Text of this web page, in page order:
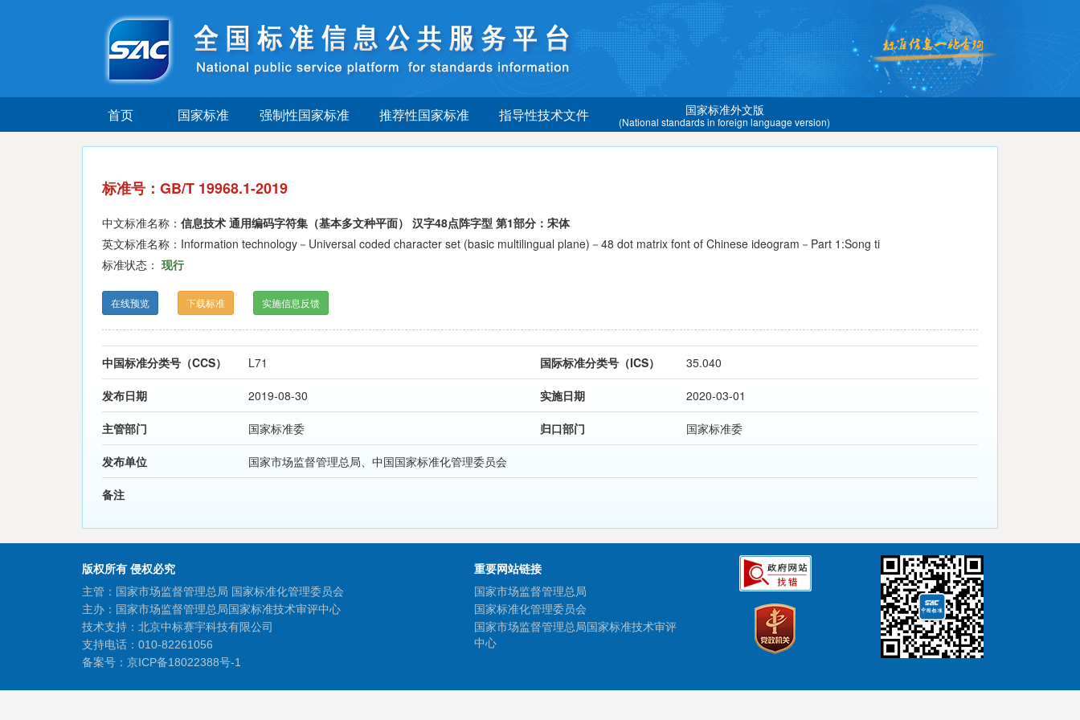
首页 国家标准 强制性国家标准 推荐性国家标准 指导性技术文件 国家标准外文版
(National standards in foreign language version)
标准号：GB/T 19968.1-2019
中文标准名称： 信息技术 通用编码字符集（基本多文种平面） 汉字48点阵字型 第1部分：宋体
英文标准名称：Information technology－Universal coded character set (basic multilingual plane)－48 dot matrix font of Chinese ideogram－Part 1:Song ti
标准状态： 现行
在线预览 下载标准 实施信息反馈
中国标准分类号（CCS） L71 国际标准分类号（ICS） 35.040
发布日期 2019-08-30 实施日期 2020-03-01
主管部门 国家标准委 归口部门 国家标准委
发布单位 国家市场监督管理总局、中国国家标准化管理委员会
备注
版权所有 侵权必究
主管：国家市场监督管理总局 国家标准化管理委员会
主办：国家市场监督管理总局国家标准技术审评中心
技术支持：北京中标赛宇科技有限公司
支持电话：010-82261056
备案号： 京ICP备18022388号-1
重要网站链接
国家市场监督管理总局
国家标准化管理委员会
国家市场监督管理总局国家标准技术审评
中心